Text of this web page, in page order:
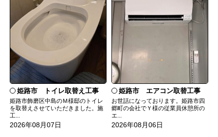
姫路市 トイレ取替え工事
姫路市飾磨区中島のＭ様邸のトイレ
を取替えさせていただきました。施
工...
2026年08月07日
姫路市 エアコン取替工事
お世話になっております。姫路市四
郷町の会社でＹ様の従業員休憩所の
エ...
2026年08月06日